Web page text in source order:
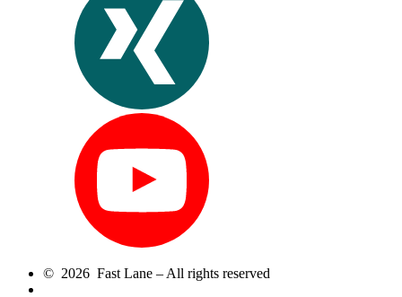
© 2026 Fast Lane – All rights reserved